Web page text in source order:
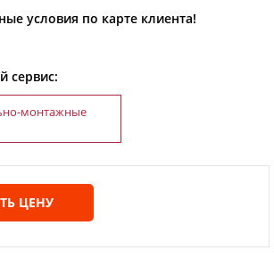
условия по карте клиента!
сервис:
монтажные
ЦЕНУ